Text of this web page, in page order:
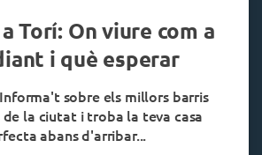
Torí: On viure com a
i què esperar
sobre els millors barris
la ciutat i troba la teva casa
abans d'arribar...